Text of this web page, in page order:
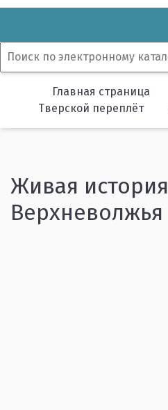
Главная страница
Тверской переплёт
Живая история
Верхневолжья